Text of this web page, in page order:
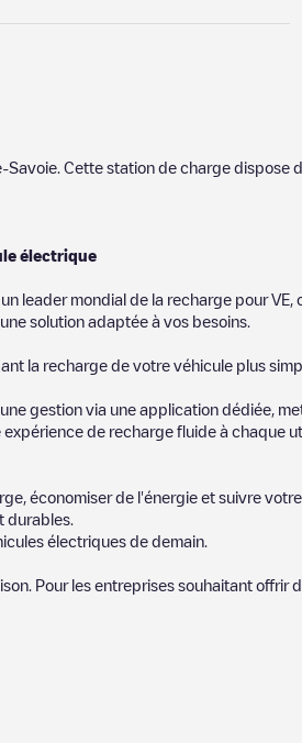
Savoie . Cette station de charge dispose
électrique
leader mondial de la recharge pour
solution adaptée à vos besoins.
la recharge de votre véhicule plus
gestion via une application dédiée,
de recharge fluide à chaque
économiser de l'énergie et suivre
durables.
électriques de demain.
Pour les entreprises souhaitant offrir